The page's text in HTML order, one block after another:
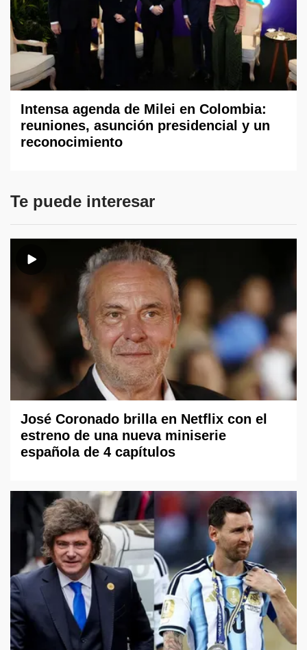
Intensa agenda de Milei en Colombia:
reuniones, asunción presidencial y un
reconocimiento
Te puede interesar
José Coronado brilla en Netflix con el
estreno de una nueva miniserie
española de 4 capítulos